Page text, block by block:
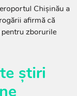
Chișinău a
afirmă că
zborurile
știri